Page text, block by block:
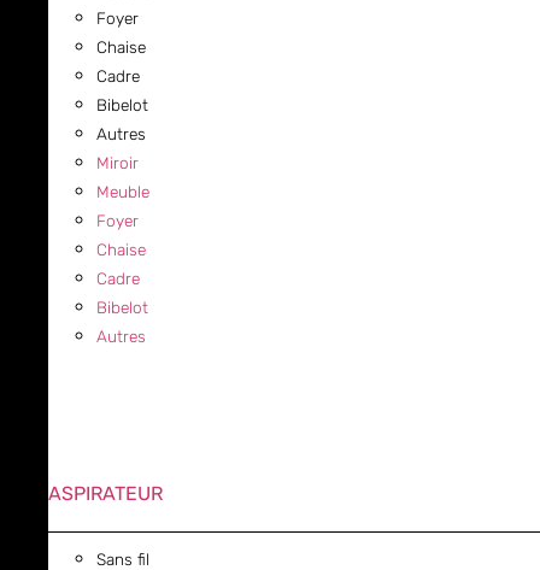
Foyer
Chaise
Cadre
Bibelot
Autres
Miroir
Meuble
Foyer
Chaise
Cadre
Bibelot
Autres
ASPIRATEUR
Sans fil